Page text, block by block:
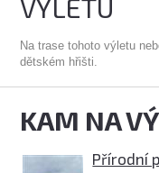
VÝLETU
Na trase tohoto výletu
dětském hřišti.
KAM NA
Přírodní